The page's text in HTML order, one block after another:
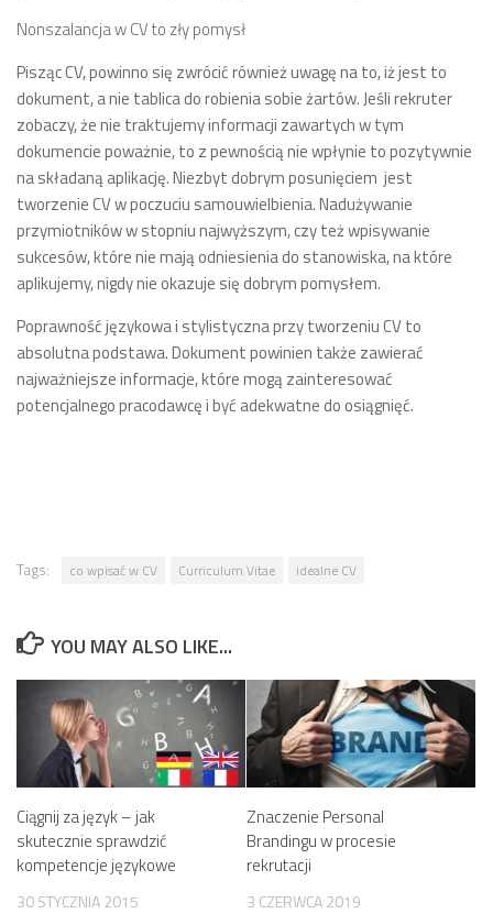
Nonszalancja w CV to zły pomysł
Pisząc CV, powinno się zwrócić również uwagę na to, iż jest to
dokument, a nie tablica do robienia sobie żartów. Jeśli rekruter
zobaczy, że nie traktujemy informacji zawartych w tym
dokumencie poważnie, to z pewnością nie wpłynie to pozytywnie
na składaną aplikację. Niezbyt dobrym posunięciem jest
tworzenie CV w poczuciu samouwielbienia. Nadużywanie
przymiotników w stopniu najwyższym, czy też wpisywanie
sukcesów, które nie mają odniesienia do stanowiska, na które
aplikujemy, nigdy nie okazuje się dobrym pomysłem.
Poprawność językowa i stylistyczna przy tworzeniu CV to
absolutna podstawa. Dokument powinien także zawierać
najważniejsze informacje, które mogą zainteresować
potencjalnego pracodawcę i być adekwatne do osiągnięć.
Tags: co wpisać w CV Curriculum Vitae idealne CV
YOU MAY ALSO LIKE...
Ciągnij za język – jak
skutecznie sprawdzić
kompetencje językowe
30 STYCZNIA 2015
Znaczenie Personal
Brandingu w procesie
rekrutacji
3 CZERWCA 2019